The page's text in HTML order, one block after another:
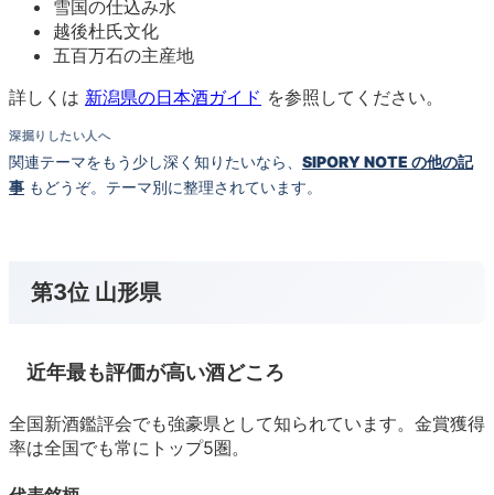
雪国の仕込み水
越後杜氏文化
五百万石の主産地
詳しくは 新潟県の日本酒ガイド を参照してください。
深掘りしたい人へ
関連テーマをもう少し深く知りたいなら、 SIPORY NOTE の他の記
事 もどうぞ。テーマ別に整理されています。
第3位 山形県
近年最も評価が高い酒どころ
全国新酒鑑評会でも強豪県として知られています。金賞獲得
率は全国でも常にトップ5圏。